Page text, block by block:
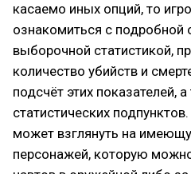
касаемо иных опций, то
ознакомиться с подробной
выборочной статистикой,
количество убийств и
подсчёт этих показателей,
статистических
может взглянуть на
персонажей, которую